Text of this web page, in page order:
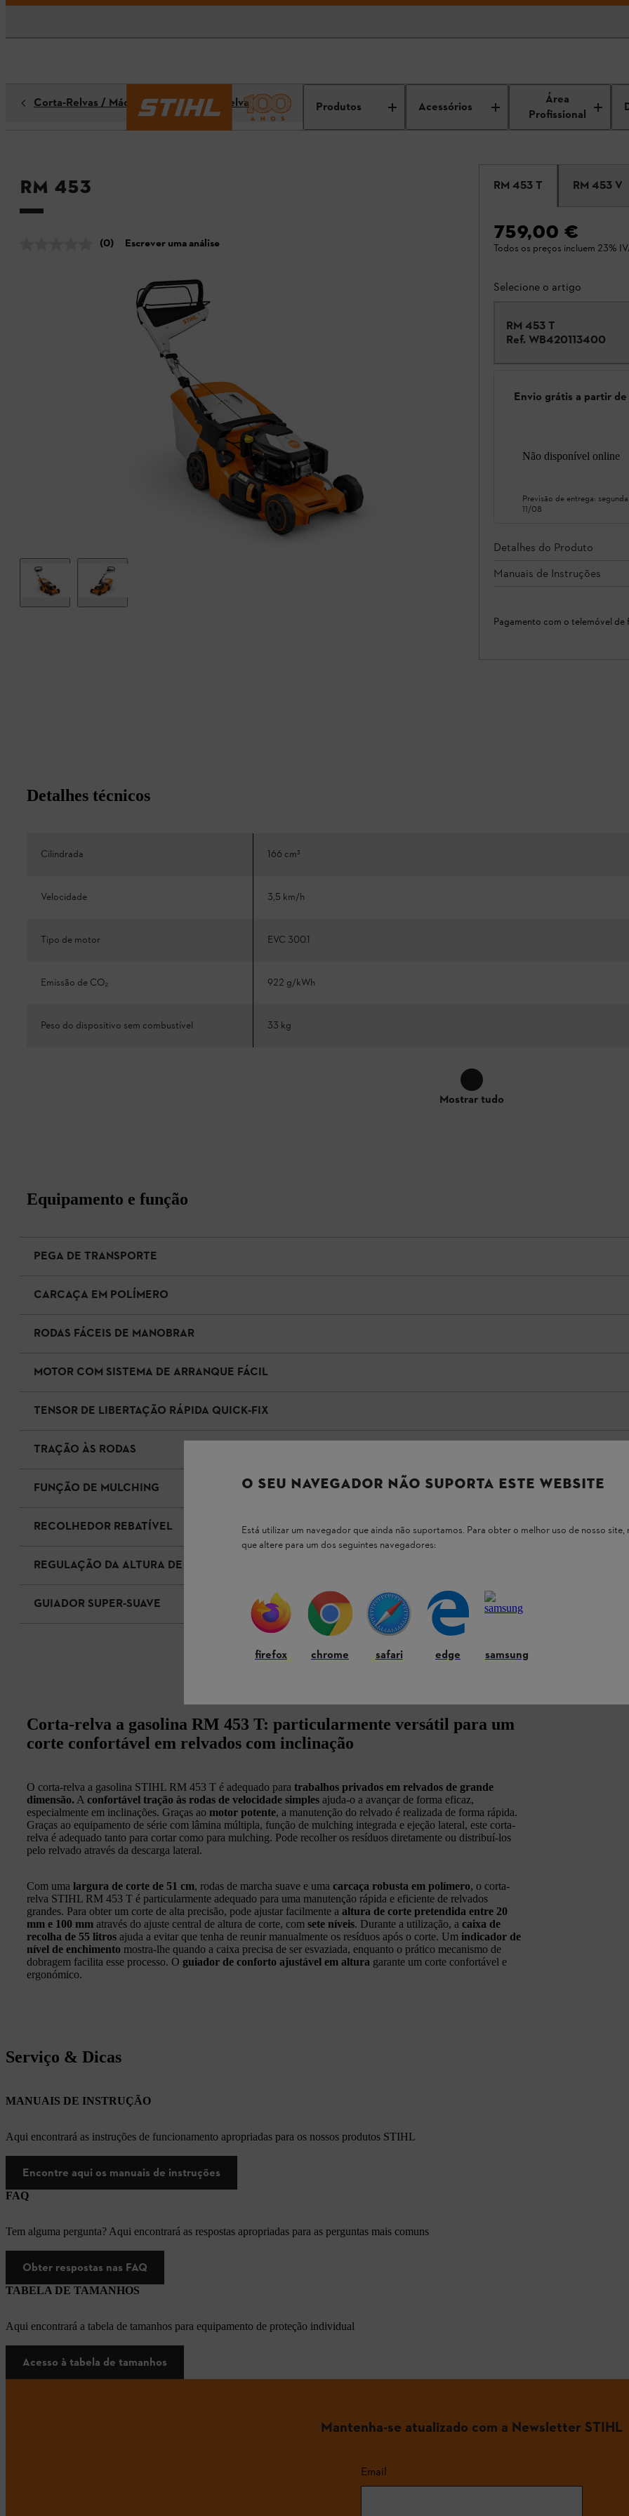
Produtos Acessórios
Área
Profissional
Corta-Relvas / Máquinas de Corte de Relva
RM 453
(0) Escrever uma análise
RM 453 T RM 453 V
759,00 €
Todos os preços incluem 23%
Selecione o artigo
RM 453 T
Ref. WB420113400
Envio grátis a partir
Não disponível online
Previsão de entrega:
11/08
Detalhes do Produto
Manuais de Instruções
Pagamento com o telemóvel de
Detalhes técnicos
Cilindrada 166 cm³
Velocidade 3,5 km/h
Tipo de motor EVC 300.1
Emissão de CO₂ 922 g/kWh
Peso do dispositivo sem combustível 33 kg
Mostrar tudo
Equipamento e função
PEGA DE TRANSPORTE
CARCAÇA EM POLÍMERO
RODAS FÁCEIS DE MANOBRAR
MOTOR COM SISTEMA DE ARRANQUE FÁCIL
TENSOR DE LIBERTAÇÃO RÁPIDA QUICK‑FIX
TRAÇÃO ÀS RODAS
FUNÇÃO DE MULCHING
RECOLHEDOR REBATÍVEL
REGULAÇÃO DA ALTURA DE CORTE
GUIADOR SUPER‑SUAVE
Corta-relva a gasolina RM 453 T: particularmente versátil para um
corte confortável em relvados com inclinação
O corta-relva a gasolina STIHL RM 453 T é adequado para trabalhos privados em relvados de grande
dimensão. A confortável tração às rodas de velocidade simples ajuda-o a avançar de forma eficaz,
especialmente em inclinações. Graças ao motor potente, a manutenção do relvado é realizada de forma rápida.
Graças ao equipamento de série com lâmina múltipla, função de mulching integrada e ejeção lateral, este corta-
relva é adequado tanto para cortar como para mulching. Pode recolher os resíduos diretamente ou distribuí-los
pelo relvado através da descarga lateral.
Com uma largura de corte de 51 cm, rodas de marcha suave e uma carcaça robusta em polímero, o corta-
relva STIHL RM 453 T é particularmente adequado para uma manutenção rápida e eficiente de relvados
grandes. Para obter um corte de alta precisão, pode ajustar facilmente a altura de corte pretendida entre 20
mm e 100 mm através do ajuste central de altura de corte, com sete níveis. Durante a utilização, a caixa de
recolha de 55 litros ajuda a evitar que tenha de reunir manualmente os resíduos após o corte. Um indicador de
nível de enchimento mostra-lhe quando a caixa precisa de ser esvaziada, enquanto o prático mecanismo de
dobragem facilita esse processo. O guiador de conforto ajustável em altura garante um corte confortável e
ergonómico.
Serviço & Dicas
MANUAIS DE INSTRUÇÃO
Aqui encontrará as instruções de funcionamento apropriadas para os nossos produtos STIHL
Encontre aqui os manuais de instruções
FAQ
Tem alguma pergunta? Aqui encontrará as respostas apropriadas para as perguntas mais comuns
Obter respostas nas FAQ
TABELA DE TAMANHOS
Aqui encontrará a tabela de tamanhos para equipamento de proteção individual
Acesso à tabela de tamanhos
Mantenha-se atualizado com a Newsletter STIHL
Email
O SEU NAVEGADOR NÃO SUPORTA ESTE WEBSITE
Está utilizar um navegador que ainda não suportamos. Para obter o melhor uso de nosso site,
que altere para um dos seguintes navegadores:
firefox chrome safari edge samsung